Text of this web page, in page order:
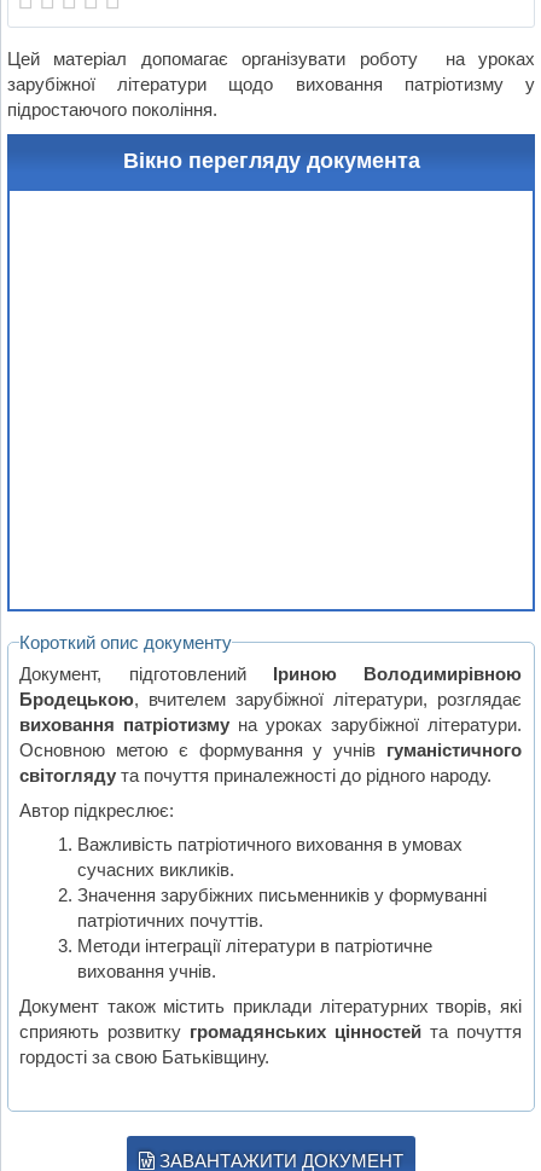
Цей матеріал допомагає організувати роботу на уроках
зарубіжної літератури щодо виховання патріотизму у
підростаючого покоління.
Вікно перегляду документа
Короткий опис документу
Документ, підготовлений Іриною Володимирівною
Бродецькою, вчителем зарубіжної літератури, розглядає
виховання патріотизму на уроках зарубіжної літератури.
Основною метою є формування у учнів гуманістичного
світогляду та почуття приналежності до рідного народу.
Автор підкреслює:
Важливість патріотичного виховання в умовах
сучасних викликів.
Значення зарубіжних письменників у формуванні
патріотичних почуттів.
Методи інтеграції літератури в патріотичне
виховання учнів.
Документ також містить приклади літературних творів, які
сприяють розвитку громадянських цінностей та почуття
гордості за свою Батьківщину.
ЗАВАНТАЖИТИ ДОКУМЕНТ